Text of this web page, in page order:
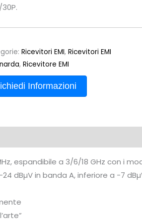
Ricevitori EMI, Ricevitori EMI
narda, Ricevitore EMI
Informazioni
espandibile a 3/6/18 GHz con i
dBµV in banda A, inferiore a -7